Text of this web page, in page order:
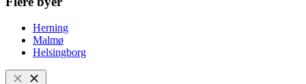
Herning
Malmø
Helsingborg